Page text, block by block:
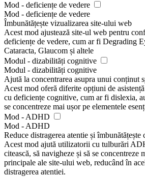
Mod - deficiențe de vedere
Mod - deficiențe de vedere
Îmbunătățește vizualizarea site-ului web
Acest mod ajustează site-ul web pentru
deficiențe de vedere, cum ar fi Degrading
Cataracta, Glaucom și altele
Modul - dizabilități cognitive
Modul - dizabilități cognitive
Ajută la concentrarea asupra unui conținut
Acest mod oferă diferite opțiuni de
cu deficiențe cognitive, cum ar fi dislexia,
se concentreze mai ușor pe elementele
Mod - ADHD
Mod - ADHD
Reduce distragerea atentie și îmbunătățește
Acest mod ajută utilizatorii cu tulburări
citească, să navigheze și să se concentreze
principale ale site-ului web, reducând în
distragerea atentiei.